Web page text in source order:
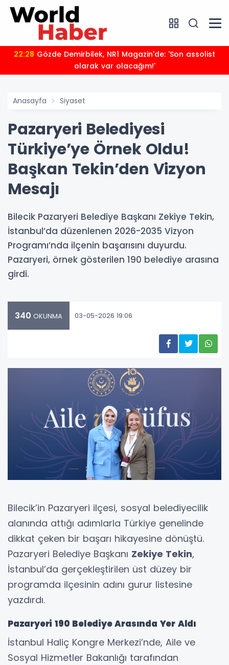
22:28
olarak var olacağım!'
Anasayfa Siyaset
Pazaryeri Belediyesi
Türkiye’ye Örnek Oldu!
Başkan Tekin’den Vizyon
Mesajı
Bilecik Pazaryeri Belediye Başkanı Zekiye Tekin,
İstanbul’da düzenlenen 2026-2035 Vizyon
Programı’nda ilçenin başarısını duyurdu.
Pazaryeri, örnek gösterilen 190 belediye arasına
girdi.
340 OKUNMA 03-05-2026 19:06
Bilecik’in Pazaryeri ilçesi, sosyal belediyecilik
alanında attığı adımlarla Türkiye genelinde
dikkat çeken bir başarı hikayesine dönüştü.
Pazaryeri Belediye Başkanı Zekiye Tekin,
İstanbul’da gerçekleştirilen üst düzey bir
programda ilçesinin adını gurur listesine
yazdırdı.
Pazaryeri 190 Belediye Arasında Yer Aldı
İstanbul Haliç Kongre Merkezi’nde, Aile ve
Sosyal Hizmetler Bakanlığı tarafından